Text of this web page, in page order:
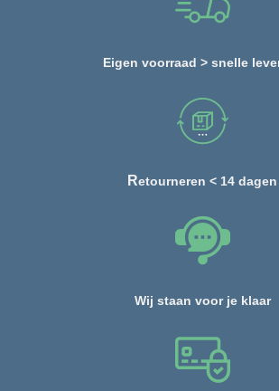
Eigen voorraad > snelle
Retourneren < 14 dagen
Wij staan voor je klaar